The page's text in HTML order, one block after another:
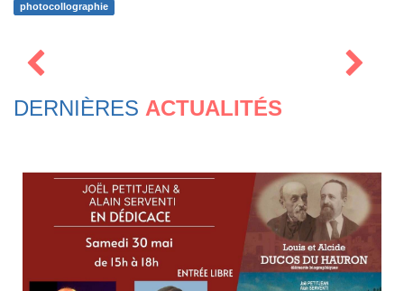
photocollographie
DERNIÈRES ACTUALITÉS